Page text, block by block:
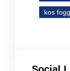
kos